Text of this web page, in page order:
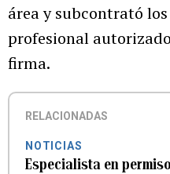
área y subcontrató
profesional
firma.
RELACIONADAS
NOTICIAS
Especialista en